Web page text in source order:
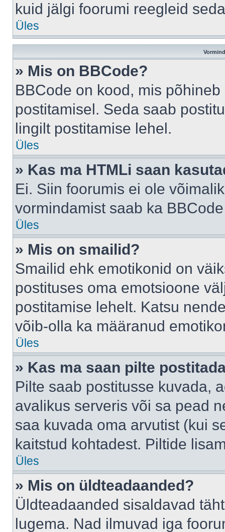
kuid jälgi foorumi reegleid
Üles
» Mis on BBCode?
BBCode on kood, mis
postitamisel. Seda saab
lingilt postitamise lehel.
Üles
» Kas ma HTMLi saan
Ei. Siin foorumis ei ole
vormindamist saab ka
Üles
» Mis on smailid?
Smailid ehk emotikonid on
postituses oma emotsioone
postitamise lehelt. Katsu
võib-olla ka määranud
Üles
» Kas ma saan pilte
Pilte saab postitusse kuvada,
avalikus serveris või sa pead
saa kuvada oma arvutist (kui
kaitstud kohtadest. Piltide
Üles
» Mis on üldteadaanded?
Üldteadaanded sisaldavad
lugema. Nad ilmuvad iga